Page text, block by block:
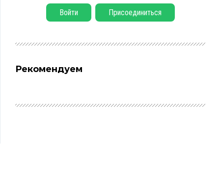
Войти Присоединиться
Рекомендуем